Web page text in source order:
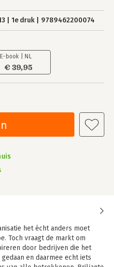
1e druk 9789462200074
E-book | NL
€ 39,95
het écht anders moet
Toch vraagt de markt om
door bedrijven die het
en daarmee echt iets